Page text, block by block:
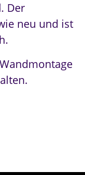
Der
neu und ist